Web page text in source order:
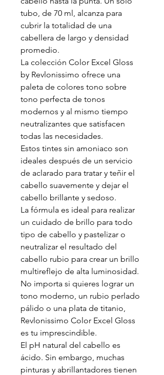
tubo, de 70 ml, alcanza para
cubrir la totalidad de una
cabellera de largo y densidad
promedio.
La colección Color Excel Gloss
by Revlonissimo ofrece una
paleta de colores tono sobre
tono perfecta de tonos
modernos y al mismo tiempo
neutralizantes que satisfacen
todas las necesidades.
Estos tintes sin amoniaco son
ideales después de un servicio
de aclarado para tratar y teñir el
cabello suavemente y dejar el
cabello brillante y sedoso.
La fórmula es ideal para realizar
un cuidado de brillo para todo
tipo de cabello y pastelizar o
neutralizar el resultado del
cabello rubio para crear un brillo
multireflejo de alta luminosidad.
No importa si quieres lograr un
tono moderno, un rubio perlado
pálido o una plata de titanio,
Revlonissimo Color Excel Gloss
es tu imprescindible.
El pH natural del cabello es
ácido. Sin embargo, muchas
pinturas y abrillantadores tienen